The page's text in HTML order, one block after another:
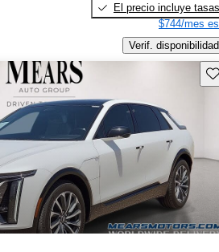
El precio incluye tasas
$744/mes
Verif. disponibilidad